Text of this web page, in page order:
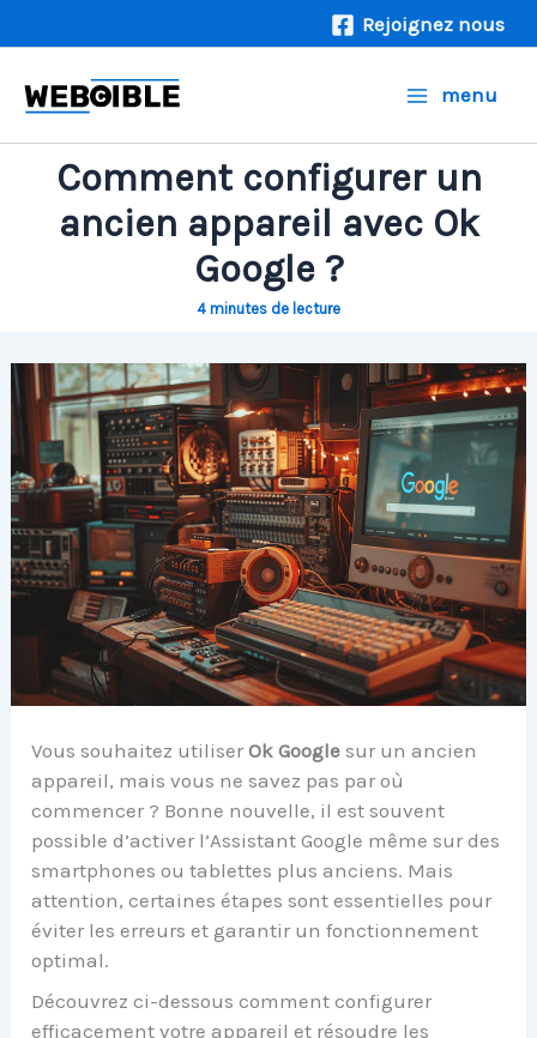
au
Rejoignez nous
menu
Comment configurer un
ancien appareil avec Ok
Google ?
4 minutes de lecture
Vous souhaitez utiliserOk Google sur un ancien
appareil, mais vous ne savez pas par où
commencer ? Bonne nouvelle, il est souvent
possible d’activer l’Assistant Google même sur des
smartphones ou tablettes plus anciens. Mais
attention, certaines étapes sont essentielles pour
éviter les erreurs et garantir un fonctionnement
optimal.
Découvrez ci-dessous comment configurer
efficacement votre appareil et résoudre les